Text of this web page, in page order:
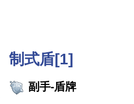
制式盾[1]
副手-盾牌